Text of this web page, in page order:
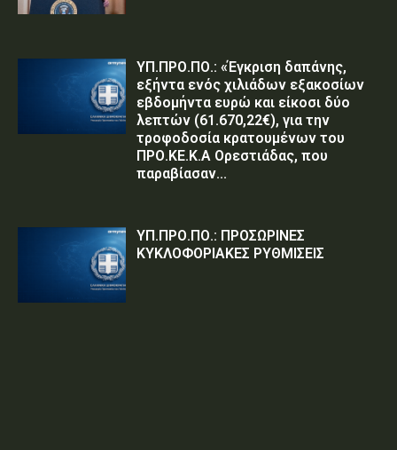
ΥΠ.ΠΡΟ.ΠΟ.: «Έγκριση δαπάνης,
εξήντα ενός χιλιάδων εξακοσίων
εβδομήντα ευρώ και είκοσι δύο
λεπτών (61.670,22€), για την
τροφοδοσία κρατουμένων του
ΠΡΟ.ΚΕ.Κ.Α Ορεστιάδας, που
παραβίασαν...
ΥΠ.ΠΡΟ.ΠΟ.: ΠΡΟΣΩΡΙΝΕΣ
ΚΥΚΛΟΦΟΡΙΑΚΕΣ ΡΥΘΜΙΣΕΙΣ